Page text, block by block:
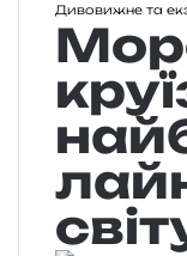
Дивовижне та